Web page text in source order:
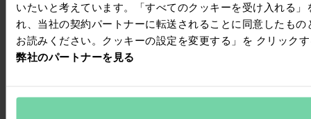
いたいと考えています。「すべてのクッキーを受け入れる
れ、当社の契約パートナーに転送されることに同意したも
お読みください。クッキーの設定を変更する」を クリック
弊社のパートナーを見る